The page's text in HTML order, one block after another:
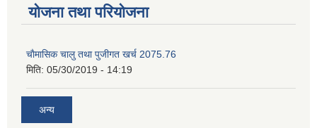
योजना तथा परियोजना
चाैमासिक चालु तथा पुजीगत खर्च 2075.76
मिति: 05/30/2019 - 14:19
अन्य